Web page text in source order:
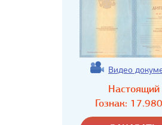
Видео
Настоящий
Гознак: 17.980